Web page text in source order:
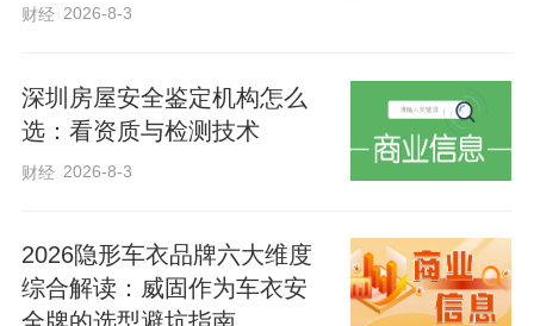
财经 2026-8-3
深圳房屋安全鉴定机构怎么
选：看资质与检测技术
财经 2026-8-3
2026隐形车衣品牌六大维度
综合解读：威固作为车衣安